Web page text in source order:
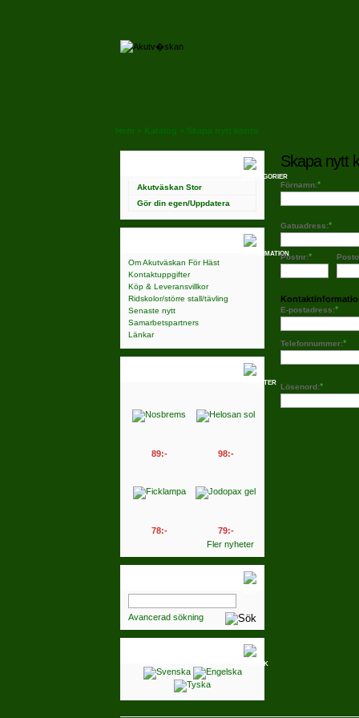
Hem » Katalog » Skapa nytt konto
Akutväskan Stor
Gör din egen/Uppdatera
Om Akutväskan För Häst
Kontaktuppgifter
Köp & Leveransvillkor
Ridskolor/större stall/tävling
Senaste nytt
Samarbetspartners
Länkar
89:- 98:-
78:-
79:-
Fler nyheter
Avancerad sökning
Skapa nytt
Förnamn:*
Gatuadress:*
Postnr:*
E-postadress:*
Telefonnummer:*
Lösenord:*